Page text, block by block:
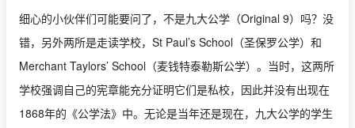
细心的小伙伴们可能要问了，不是九大公学（Original 9）吗？没
错，另外两所是走读学校，St Paul’s School（圣保罗公学）和
Merchant Taylors’ School（麦钱特泰勒斯公学）。当时，这两所
学校强调自己的宪章能充分证明它们是私校，因此并没有出现在
1868年的《公学法》中。无论是当年还是现在，九大公学的学生